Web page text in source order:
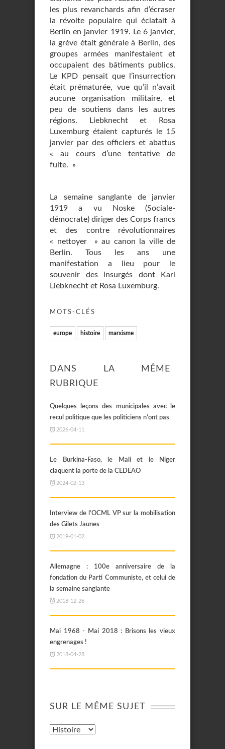
les plus revanchards afin d’écraser
la révolte populaire qui éclatait à
Berlin en janvier 1919. Le 6 janvier,
la grève était générale à Berlin, des
groupes armées manifestaient et
occupaient des bâtiments publics.
Le KPD pensait que l’insurrection
était prématurée, vue qu’il n’avait
aucune organisation militaire, et
peu de soutiens dans les autres
régions. Liebknecht et Rosa
Luxemburg étaient capturés le 15
janvier par des officiers et abattus
« au cours d’une tentative de
fuite. »
La semaine sanglante de janvier
1919 a vu Noske (Sociale-
démocrate) diriger des Corps francs
et des contre révolutionnaires
« nettoyer » au canon la ville de
Berlin. Tous les ans une
manifestation a lieu pour le
souvenir des insurgés dont Karl
Liebknecht et Rosa Luxemburg.
MOTS-CLÉS
europe histoire marxisme
DANS LA MÊME
RUBRIQUE
Quelques leçons des municipales avec le
recul politique que les politiciens n’ont pas
2026-04-11
Le Burkina-Faso, le Mali et le Niger
claquent la porte de la CEDEAO
2024-02-13
Interview de l’OCML VP sur la mobilisation
des Gilets Jaunes
2019-01-02
Allemagne : 100e anniversaire de la
fondation du Parti Communiste, et celui de
la semaine sanglante
2018-12-26
Mai 1968 - Mai 2018 : Brisons les vieux
engrenages !
2018-04-28
SUR LE MÊME SUJET